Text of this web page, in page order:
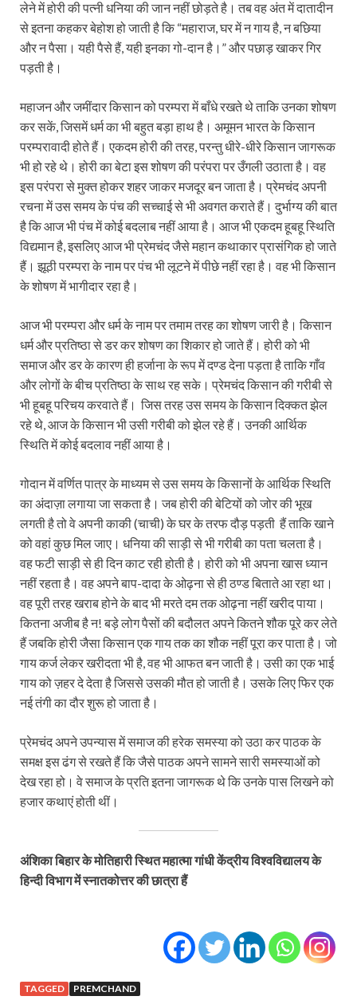
लेने में होरी की पत्नी धनिया की जान नहीं छोड़ते है। तब वह अंत में दातादीन
से इतना कहकर बेहोश हो जाती है कि “महाराज, घर में न गाय है, न बछिया
और न पैसा। यही पैसे हैं, यही इनका गो-दान है।” और पछाड़ खाकर गिर
पड़ती है।
महाजन और जमींदार किसान को परम्परा में बाँधे रखते थे ताकि उनका शोषण
कर सकें, जिसमें धर्म का भी बहुत बड़ा हाथ है। अमूमन भारत के किसान
परम्परावादी होते हैं। एकदम होरी की तरह, परन्तु धीरे-धीरे किसान जागरूक
भी हो रहे थे। होरी का बेटा इस शोषण की परंपरा पर उँगली उठाता है। वह
इस परंपरा से मुक्त होकर शहर जाकर मजदूर बन जाता है। प्रेमचंद अपनी
रचना में उस समय के पंच की सच्चाई से भी अवगत कराते हैं। दुर्भाग्य की बात
है कि आज भी पंच में कोई बदलाब नहीं आया है। आज भी एकदम हूबहू स्थिति
विद्यमान है, इसलिए आज भी प्रेमचंद जैसे महान कथाकार प्रासंगिक हो जाते
हैं। झूठी परम्परा के नाम पर पंच भी लूटने में पीछे नहीं रहा है। वह भी किसान
के शोषण में भागीदार रहा है।
आज भी परम्परा और धर्म के नाम पर तमाम तरह का शोषण जारी है। किसान
धर्म और प्रतिष्ठा से डर कर शोषण का शिकार हो जाते हैं। होरी को भी
समाज और डर के कारण ही हर्जाना के रूप में दण्ड देना पड़ता है ताकि गाँव
और लोगों के बीच प्रतिष्ठा के साथ रह सके। प्रेमचंद किसान की गरीबी से
भी हूबहू परिचय करवाते हैं। जिस तरह उस समय के किसान दिक्कत झेल
रहे थे, आज के किसान भी उसी गरीबी को झेल रहे हैं। उनकी आर्थिक
स्थिति में कोई बदलाव नहीं आया है।
गोदान में वर्णित पात्र के माध्यम से उस समय के किसानों के आर्थिक स्थिति
का अंदाज़ा लगाया जा सकता है। जब होरी की बेटियों को जोर की भूख
लगती है तो वे अपनी काकी (चाची) के घर के तरफ दौड़ पड़ती हैं ताकि खाने
को वहां कुछ मिल जाए। धनिया की साड़ी से भी गरीबी का पता चलता है।
वह फटी साड़ी से ही दिन काट रही होती है। होरी को भी अपना खास ध्यान
नहीं रहता है। वह अपने बाप-दादा के ओढ़ना से ही ठण्ड बिताते आ रहा था।
वह पूरी तरह खराब होने के बाद भी मरते दम तक ओढ़ना नहीं खरीद पाया।
कितना अजीब है न! बड़े लोग पैसों की बदौलत अपने कितने शौक पूरे कर लेते
हैं जबकि होरी जैसा किसान एक गाय तक का शौक नहीं पूरा कर पाता है। जो
गाय कर्ज लेकर खरीदता भी है, वह भी आफत बन जाती है। उसी का एक भाई
गाय को ज़हर दे देता है जिससे उसकी मौत हो जाती है। उसके लिए फिर एक
नई तंगी का दौर शुरू हो जाता है।
प्रेमचंद अपने उपन्यास में समाज की हरेक समस्या को उठा कर पाठक के
समक्ष इस ढंग से रखते हैं कि जैसे पाठक अपने सामने सारी समस्याओं को
देख रहा हो। वे समाज के प्रति इतना जागरूक थे कि उनके पास लिखने को
हजार कथाएं होती थीं।
अंशिका बिहार के मोतिहारी स्थित महात्मा गांधी केंद्रीय विश्वविद्यालय के
हिन्दी विभाग में स्नातकोत्तर की छात्रा हैं
TAGGED PREMCHAND